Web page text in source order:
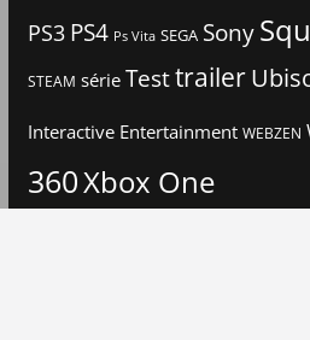
PS3 PS4 Ps Vita SEGA Sony
STEAM série Testtrailer
Interactive Entertainment WEBZEN
360Xbox One